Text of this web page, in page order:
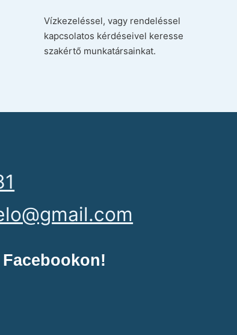
Vízkezeléssel, vagy rendeléssel
kapcsolatos kérdéseivel keresse
szakértő munkatársainkat.